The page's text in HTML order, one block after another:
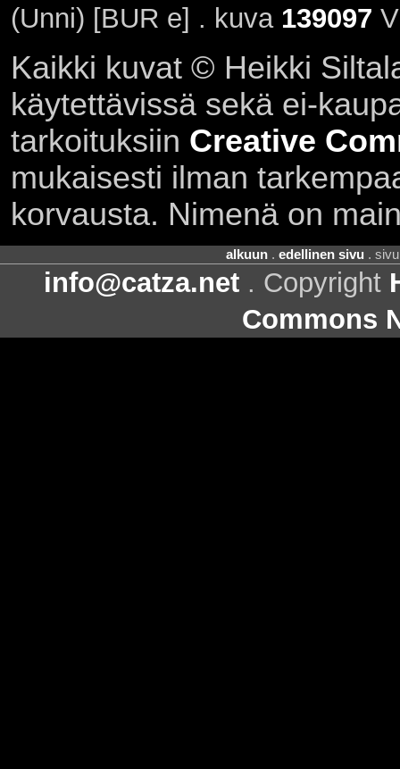
(Unni) [BUR e] . kuva 139097
Kaikki kuvat © Heikki
käytettävissä sekä ei-
tarkoituksiin Creative
mukaisesti ilman
korvausta. Nimenä on
alkuun . edellinen sivu .
info@catza.net . Copyright
Commons